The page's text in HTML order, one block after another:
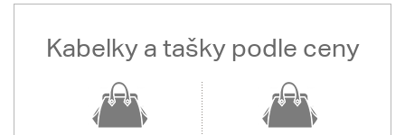
Kabelky a tašky podle ceny